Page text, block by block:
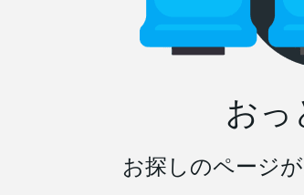
おっ
お探しのページ